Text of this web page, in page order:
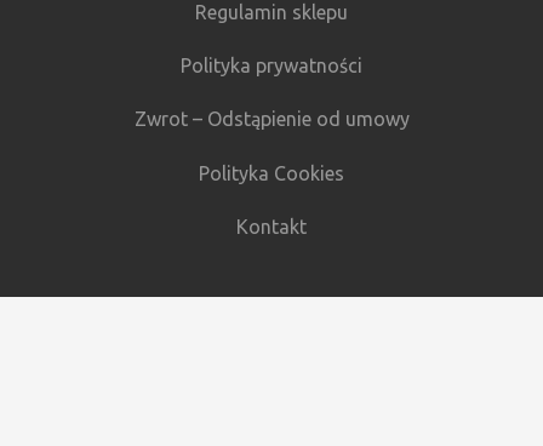
Regulamin sklepu
Polityka prywatności
Zwrot – Odstąpienie od umowy
Polityka Cookies
Kontakt